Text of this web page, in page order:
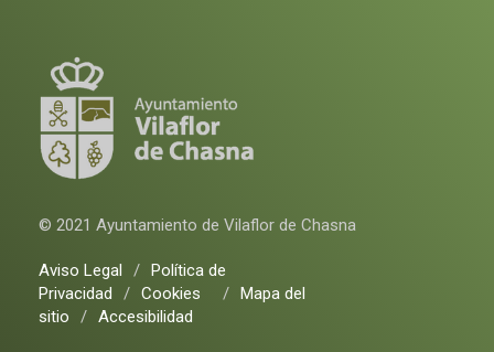
© 2021 Ayuntamiento de Vilaflor de Chasna
Aviso Legal / Política de
Privacidad
/ Cookies / Mapa del
sitio
/ Accesibilidad